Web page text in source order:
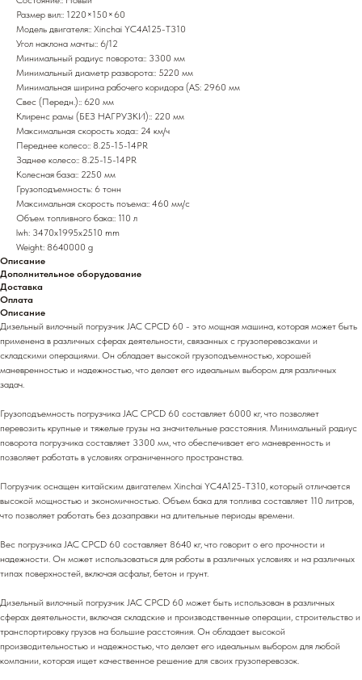
Размер вил:: 1220×150×60
Модель двигателя:: Xinchai YC4A125-T310
Угол наклона мачты:: 6/12
Минимальный радиус поворота:: 3300 мм
Минимальный диаметр разворота:: 5220 мм
Минимальная ширина рабочего коридора (AS: 2960 мм
Свес (Передн.):: 620 мм
Клиренс рамы (БЕЗ НАГРУЗКИ):: 220 мм
Максимальная скорость хода:: 24 км/ч
Переднее колесо:: 8.25-15-14PR
Заднее колесо:: 8.25-15-14PR
Колесная база:: 2250 мм
Грузоподъемность: 6 тонн
Максимальная скорость поъема:: 460 мм/с
Объем топливного бака:: 110 л
lwh: 3470x1995x2510 mm
Weight: 8640000 g
Описание
Дополнительное оборудование
Доставка
Оплата
Описание
Дизельный вилочный погрузчик JAC CPCD 60 - это мощная машина, которая может быть
применена в различных сферах деятельности, связанных с грузоперевозками и
складскими операциями. Он обладает высокой грузоподъемностью, хорошей
маневренностью и надежностью, что делает его идеальным выбором для различных
задач.
Грузоподъемность погрузчика JAC CPCD 60 составляет 6000 кг, что позволяет
перевозить крупные и тяжелые грузы на значительные расстояния. Минимальный радиус
поворота погрузчика составляет 3300 мм, что обеспечивает его маневренность и
позволяет работать в условиях ограниченного пространства.
Погрузчик оснащен китайским двигателем Xinchai YC4A125-T310, который отличается
высокой мощностью и экономичностью. Объем бака для топлива составляет 110 литров,
что позволяет работать без дозаправки на длительные периоды времени.
Вес погрузчика JAC CPCD 60 составляет 8640 кг, что говорит о его прочности и
надежности. Он может использоваться для работы в различных условиях и на различных
типах поверхностей, включая асфальт, бетон и грунт.
Дизельный вилочный погрузчик JAC CPCD 60 может быть использован в различных
сферах деятельности, включая складские и производственные операции, строительство и
транспортировку грузов на большие расстояния. Он обладает высокой
производительностью и надежностью, что делает его идеальным выбором для любой
компании, которая ищет качественное решение для своих грузоперевозок.